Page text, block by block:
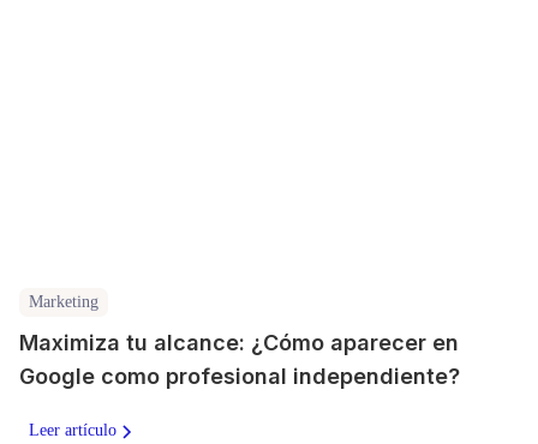
Marketing
Maximiza tu alcance: ¿Cómo aparecer en
Google como profesional independiente?
Leer artículo